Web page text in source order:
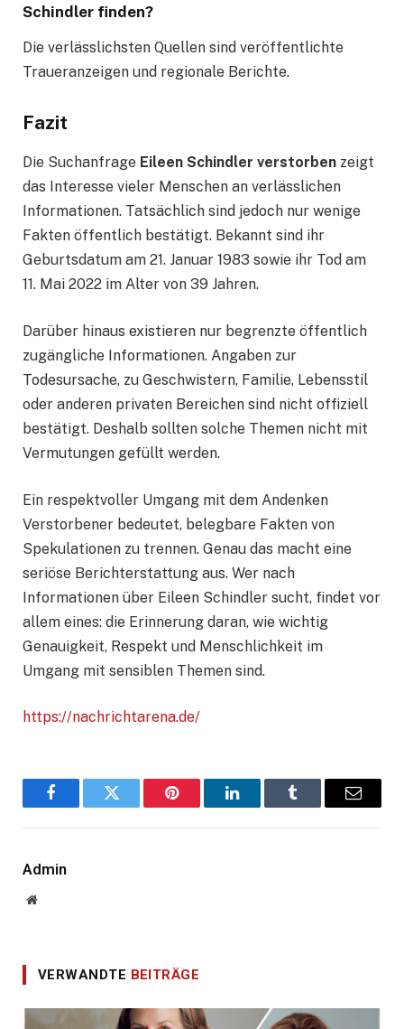
Schindler finden?
Die verlässlichsten Quellen sind veröffentlichte
Traueranzeigen und regionale Berichte.
Fazit
Die Suchanfrage Eileen Schindler verstorben zeigt
das Interesse vieler Menschen an verlässlichen
Informationen. Tatsächlich sind jedoch nur wenige
Fakten öffentlich bestätigt. Bekannt sind ihr
Geburtsdatum am 21. Januar 1983 sowie ihr Tod am
11. Mai 2022 im Alter von 39 Jahren.
Darüber hinaus existieren nur begrenzte öffentlich
zugängliche Informationen. Angaben zur
Todesursache, zu Geschwistern, Familie, Lebensstil
oder anderen privaten Bereichen sind nicht offiziell
bestätigt. Deshalb sollten solche Themen nicht mit
Vermutungen gefüllt werden.
Ein respektvoller Umgang mit dem Andenken
Verstorbener bedeutet, belegbare Fakten von
Spekulationen zu trennen. Genau das macht eine
seriöse Berichterstattung aus. Wer nach
Informationen über Eileen Schindler sucht, findet vor
allem eines: die Erinnerung daran, wie wichtig
Genauigkeit, Respekt und Menschlichkeit im
Umgang mit sensiblen Themen sind.
https://nachrichtarena.de/
FacebookTwitter Pinterest LinkedInTumblr
E-
Admin
Website
VERWANDTE BEITRÄGE